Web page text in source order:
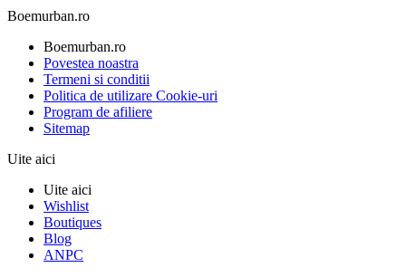
Boemurban.ro
Boemurban.ro
Povestea noastra
Termeni si conditii
Politica de utilizare Cookie-uri
Program de afiliere
Sitemap
Uite aici
Uite aici
Wishlist
Boutiques
Blog
ANPC